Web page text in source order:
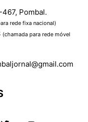
Pombal.
rede fixa nacional)
(chamada para rede móvel